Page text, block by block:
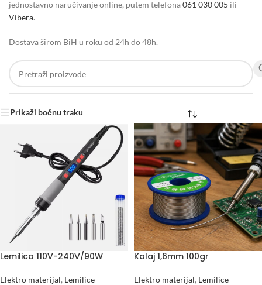
jednostavno naručivanje online, putem telefona061 030 005 ili
Vibera.
Dostava širom BiH u roku od 24h do 48h.
Prikaži bočnu traku
Lemilica 110V-240V/90W
Elektro materijal, Lemilice
Kalaj 1,6mm 100gr
Elektro materijal, Lemilice